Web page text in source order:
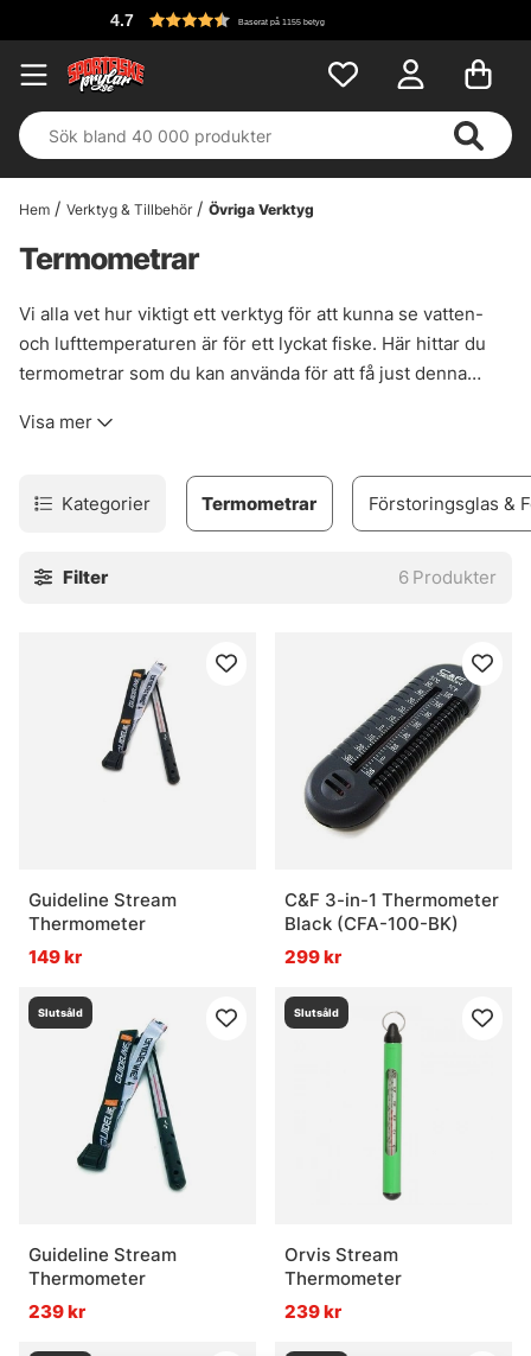
4.7 Baserat på 1155 betyg
Hem Verktyg & Tillbehör Övriga Verktyg
Termometrar
Vi alla vet hur viktigt ett verktyg för att kunna se vatten-
och lufttemperaturen är för ett lyckat fiske. Här hittar du
termometrar som du kan använda för att få just denna
Visa mer
Kategorier Förstoringsglas &
Termometrar
Filter 6 Produkter
Guideline Stream
Thermometer
149 kr
C&F 3-in-1 Thermometer
Black (CFA-100-BK)
299 kr
Slutsåld
Guideline Stream
Thermometer
239 kr
Slutsåld
Orvis Stream
Thermometer
239 kr